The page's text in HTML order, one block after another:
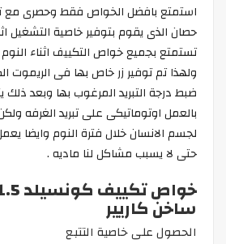
حصان الذى يقوم بتوفير خاصية التشغيل
تستمتع بجميع خواص التكييف اثناء
ولهذا تم توفير زر خاص بها فى الريموت
ضبط درجة التبريد المرغوب بها وبعد
بالعمل اوتوماتيكى على تبريد الغرفه
لجسم الانسان خلال فترة النوم وايضا
حتى لا يسبب مشاكل لنا ماديه .
ساخن كاريير
الحصول على خاصية التتبع